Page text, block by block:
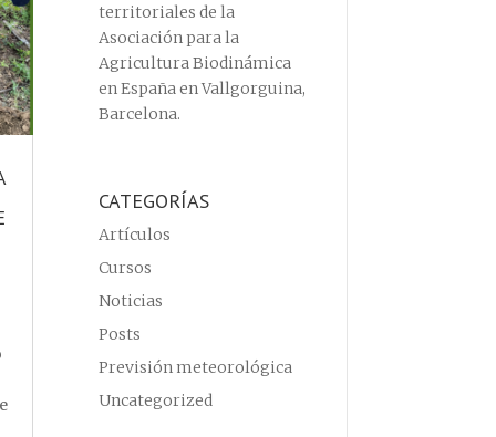
territoriales de la
Asociación para la
Agricultura Biodinámica
en España en Vallgorguina,
Barcelona.
CATEGORÍAS
Artículos
Cursos
Noticias
Posts
Previsión meteorológica
Uncategorized